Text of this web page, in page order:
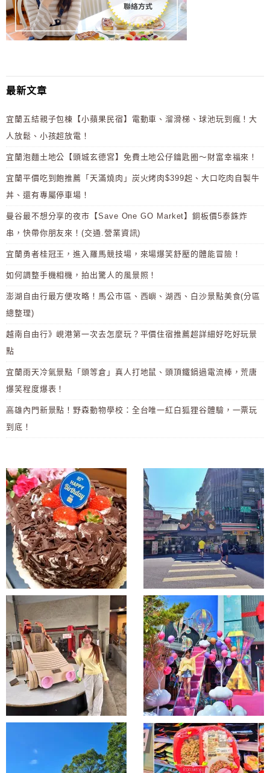
最新文章
宜蘭五結親子包棟【小蘋果民宿】電動車、溜滑梯、球池玩到瘋！大
人放鬆、小孩超放電！
宜蘭泡麵土地公【頭城玄德宮】免費土地公仔鑰匙圈～財富幸福來！
宜蘭平價吃到飽推薦「天滿燒肉」炭火烤肉$399起、大口吃肉自製牛
丼、還有專屬停車場！
曼谷最不想分享的夜市【Save One GO Market】銅板價5泰銖炸
串，快帶你朋友來！(交通.營業資訊)
宜蘭勇者桂冠王，進入羅馬競技場，來場爆笑舒壓的體能冒險！
如何調整手機相機，拍出驚人的風景照！
澎湖自由行最方便攻略！馬公市區、西嶼、湖西、白沙景點美食(分區
總整理)
越南自由行》峴港第一次去怎麼玩？平價住宿推薦超詳細好吃好玩景
點
宜蘭雨天冷氣景點「頭等倉」真人打地鼠、頭頂鐵鍋過電流棒，荒唐
爆笑程度爆表！
高雄內門新景點！野森動物學校：全台唯一紅白狐狸谷體驗，一票玩
到底！